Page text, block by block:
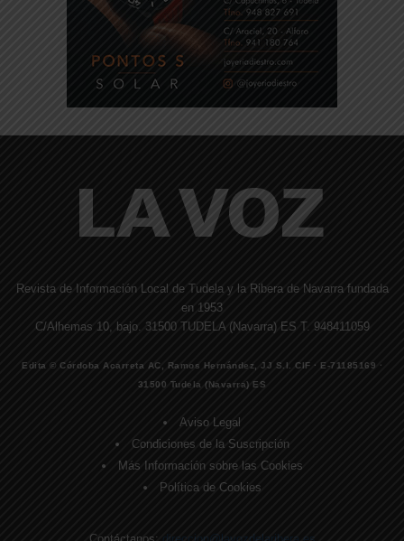
Revista de Información Local de Tudela y la Ribera de Navarra fundada
en 1953
C/Alhemas 10, bajo. 31500 TUDELA (Navarra) ES T. 948411059
Edita © Córdoba Acarreta AC, Ramos Hernández, JJ S.I. CIF · E-71185169 ·
31500 Tudela (Navarra) ES
Aviso Legal
Condiciones de la Suscripción
Más Información sobre las Cookies
Política de Cookies